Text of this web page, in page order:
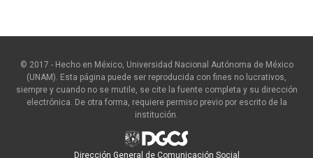
© 2017 - Hecho en México, Universidad Nacional Autónoma de México
(UNAM). Esta página puede ser reproducida con fines no lucrativos,
siempre y cuando no se mutile, se cite la fuente completa y su dirección
electrónica. De otra forma, requiere permiso previo por escrito de la
institución.
Dirección General de Comunicación Social